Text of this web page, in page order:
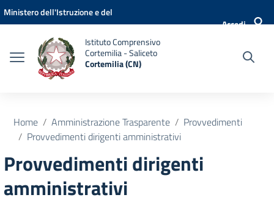
Vai ai contenuti
Vai al menu di navigazione
Vai al footer
Ministero dell'Istruzione e del
Accedi
Istituto Comprensivo
Cortemilia - Saliceto
Cortemilia (CN)
Home Amministrazione Trasparente
Provvedimenti
Provvedimenti dirigenti amministrativi
Provvedimenti dirigenti
amministrativi